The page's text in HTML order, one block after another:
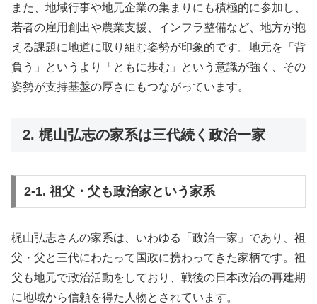
また、地域行事や地元企業の集まりにも積極的に参加し、
若者の雇用創出や農業支援、インフラ整備など、地方が抱
える課題に地道に取り組む姿勢が印象的です。地元を「背
負う」というより「ともに歩む」という意識が強く、その
姿勢が支持基盤の厚さにもつながっています。
2. 梶山弘志の家系は三代続く政治一家
2-1. 祖父・父も政治家という家系
梶山弘志さんの家系は、いわゆる「政治一家」であり、祖
父・父と三代にわたって国政に携わってきた家柄です。祖
父も地元で政治活動をしており、戦後の日本政治の再建期
に地域から信頼を得た人物とされています。